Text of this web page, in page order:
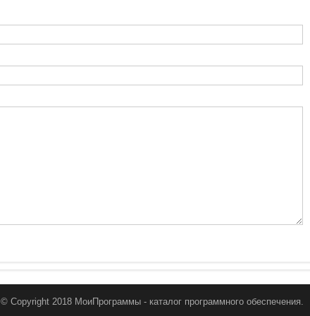
© Copyright 2018 МоиПрограммы - каталог программного обеспечения.